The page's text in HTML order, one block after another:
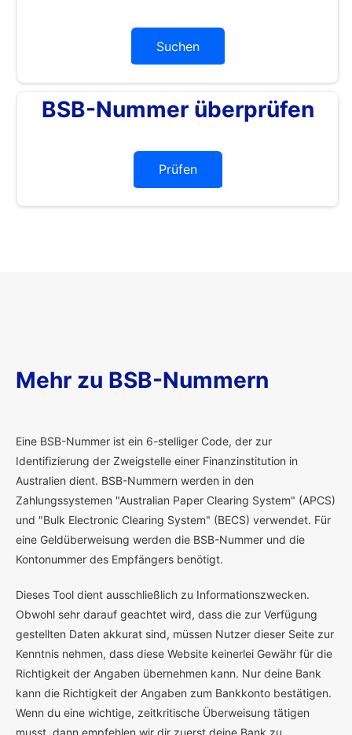
Suchen
BSB-Nummer überprüfen
Prüfen
Mehr zu BSB-Nummern
Eine BSB-Nummer ist ein 6-stelliger Code, der zur
Identifizierung der Zweigstelle einer Finanzinstitution in
Australien dient. BSB-Nummern werden in den
Zahlungssystemen "Australian Paper Clearing System" (APCS)
und "Bulk Electronic Clearing System" (BECS) verwendet. Für
eine Geldüberweisung werden die BSB-Nummer und die
Kontonummer des Empfängers benötigt.
Dieses Tool dient ausschließlich zu Informationszwecken.
Obwohl sehr darauf geachtet wird, dass die zur Verfügung
gestellten Daten akkurat sind, müssen Nutzer dieser Seite zur
Kenntnis nehmen, dass diese Website keinerlei Gewähr für die
Richtigkeit der Angaben übernehmen kann. Nur deine Bank
kann die Richtigkeit der Angaben zum Bankkonto bestätigen.
Wenn du eine wichtige, zeitkritische Überweisung tätigen
musst, dann empfehlen wir dir zuerst deine Bank zu